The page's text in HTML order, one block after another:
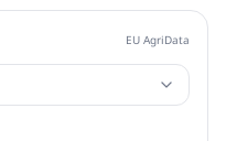
EU AgriData